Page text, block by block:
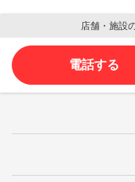
店舗・施設
電話する